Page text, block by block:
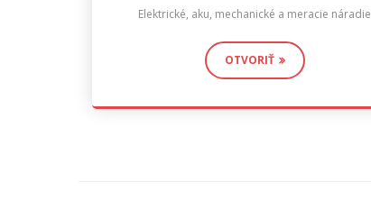
Elektrické, aku, mechanické a meracie náradie
OTVORIŤ